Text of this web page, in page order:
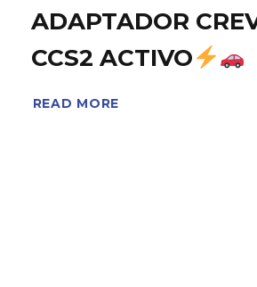
ADAPTADOR
CCS2 ACTIVO
READ MORE